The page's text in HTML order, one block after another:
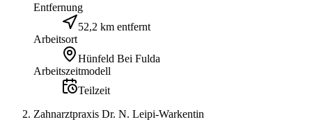
Entfernung
52,2 km entfernt
Arbeitsort
Hünfeld Bei Fulda
Arbeitszeitmodell
Teilzeit
Zahnarztpraxis Dr. N. Leipi-Warkentin